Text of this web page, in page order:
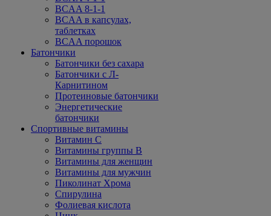
BCAA 8-1-1
BCAA в капсулах,
таблетках
BCAA порошок
Батончики
Батончики без сахара
Батончики с Л-
Карнитином
Протеиновые батончики
Энергетические
батончики
Спортивные витамины
Витамин С
Витамины группы В
Витамины для женщин
Витамины для мужчин
Пиколинат Хрома
Спирулина
Фолиевая кислота